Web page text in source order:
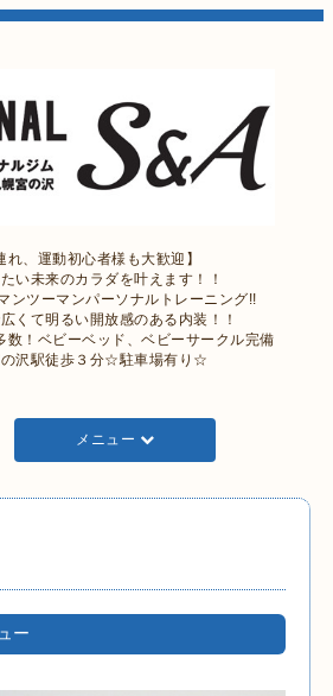
れ、運動初心者様も大歓迎】
い未来のカラダを叶えます！！
ンツーマンパーソナルトレーニング!!
くて明るい開放感のある内装！！
数！ベビーベッド、ベビーサークル完備
沢駅徒歩３分☆駐車場有り☆
メニュー
ー